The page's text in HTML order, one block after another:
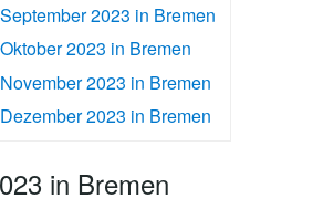
2023 in Bremen
2023 in Bremen
2023 in Bremen
2023 in Bremen
in Bremen